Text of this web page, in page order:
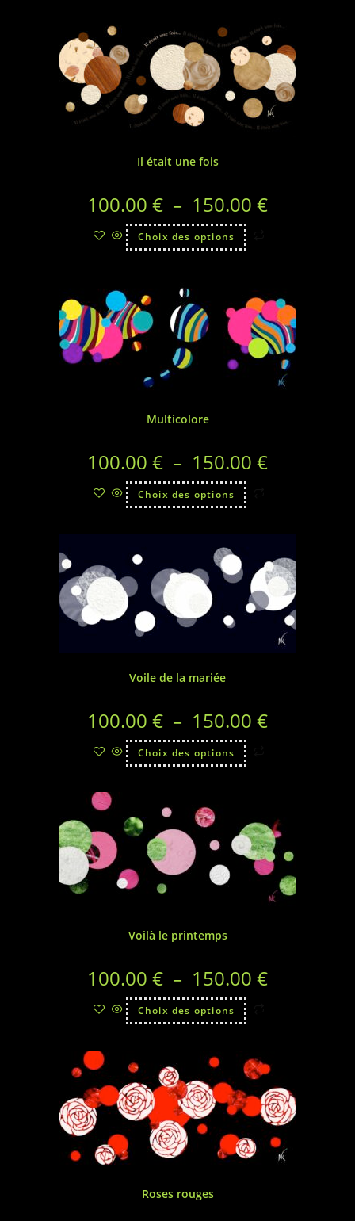
Il était une fois
100.00 € – 150.00 €
Choix des options
Multicolore
100.00 € – 150.00 €
Choix des options
Voile de la mariée
100.00 € – 150.00 €
Choix des options
Voilà le printemps
100.00 € – 150.00 €
Choix des options
Roses rouges